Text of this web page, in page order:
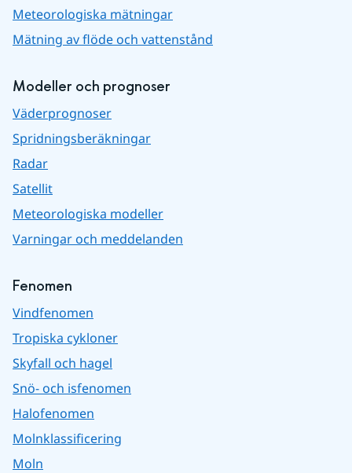
Meteorologiska mätningar
Mätning av flöde och vattenstånd
Modeller och prognoser
Väderprognoser
Spridningsberäkningar
Radar
Satellit
Meteorologiska modeller
Varningar och meddelanden
Fenomen
Vindfenomen
Tropiska cykloner
Skyfall och hagel
Snö- och isfenomen
Halofenomen
Molnklassificering
Moln